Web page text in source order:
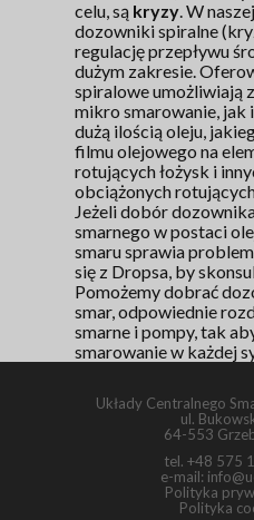
celu, są kryzy. W
dozowniki spiralne
regulację przepływu
dużym zakresie.
spiralowe umożliwiają
mikro smarowanie, jak
dużą ilością oleju,
filmu olejowego na
rotujących łożysk i
obciążonych
Jeżeli dobór
smarnego w postaci
smaru sprawia
się z Dropsa, by
Pomożemy dobrać
smar, odpowiednie
smarne i pompy, tak
smarowanie w każdej
Układy Centralnego
ul.
64-553
tel. +48 575
e-mail:
Polityka
Polityka